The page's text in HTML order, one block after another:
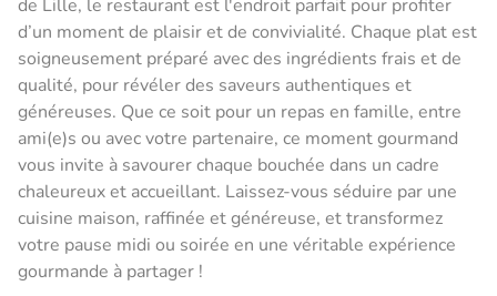
de Lille, le restaurant est l'endroit parfait pour profiter
d’un moment de plaisir et de convivialité. Chaque plat est
soigneusement préparé avec des ingrédients frais et de
qualité, pour révéler des saveurs authentiques et
généreuses. Que ce soit pour un repas en famille, entre
ami(e)s ou avec votre partenaire, ce moment gourmand
vous invite à savourer chaque bouchée dans un cadre
chaleureux et accueillant. Laissez-vous séduire par une
cuisine maison, raffinée et généreuse, et transformez
votre pause midi ou soirée en une véritable expérience
gourmande à partager !